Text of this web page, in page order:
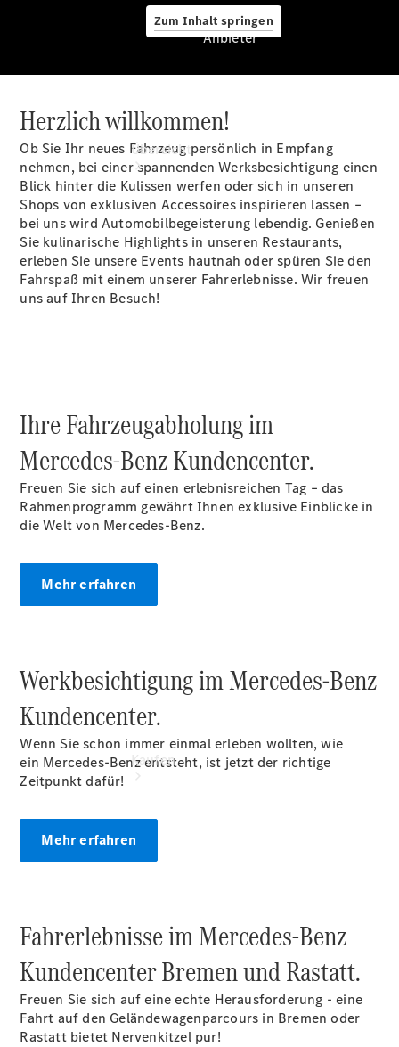
Zum Inhalt springen
Anbieter
Übersicht
Startseite
Servicetermin
buchen
Probefahrt
vereinbaren
Konfigurator
Modellübersicht
Tel.: +49
Kaufen
140 Jahre
Innovation
Mercedes-
Benz
Store
Neuwagenangebote
Anbieter
Herzlich willkommen!
Ob Sie Ihr neues Fahrzeug persönlich in Empfang
nehmen, bei einer spannenden Werksbesichtigung einen
Blick hinter die Kulissen werfen oder sich in unseren
Shops von exklusiven Accessoires inspirieren lassen –
bei uns wird Automobilbegeisterung lebendig. Genießen
Sie kulinarische Highlights in unseren Restaurants,
erleben Sie unsere Events hautnah oder spüren Sie den
Fahrspaß mit einem unserer Fahrerlebnisse. Wir freuen
uns auf Ihren Besuch!
Ihre Fahrzeugabholung im
Mercedes‑Benz Kundencenter.
Freuen Sie sich auf einen erlebnisreichen Tag – das
Rahmenprogramm gewährt Ihnen exklusive Einblicke in
die Welt von Mercedes-Benz.
Mehr erfahren
Werkbesichtigung im Mercedes-Benz
Kundencenter.
Wenn Sie schon immer einmal erleben wollten, wie
ein Mercedes-Benz entsteht, ist jetzt der richtige
Zeitpunkt dafür!
Mehr erfahren
Fahrerlebnisse im Mercedes‑Benz
Kundencenter Bremen und Rastatt.
Freuen Sie sich auf eine echte Herausforderung - eine
Fahrt auf den Geländewagenparcours in Bremen oder
Rastatt bietet Nervenkitzel pur!